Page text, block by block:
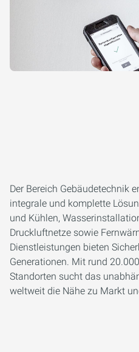
Der Bereich Gebäudetechnik
integrale und komplette
und Kühlen,
Druckluftnetze sowie
Dienstleistungen bieten
Generationen. Mit rund
Standorten sucht das
weltweit die Nähe zu Markt